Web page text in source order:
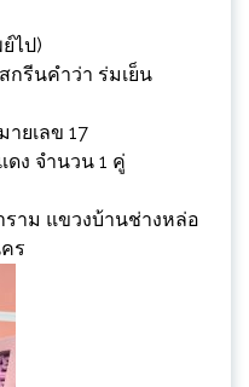
ไป)
กรีนคำว่า ร่มเย็น
ายเลข 17
ดง จำนวน 1 คู่
ราม แขวงบ้านช่างหล่อ
ร